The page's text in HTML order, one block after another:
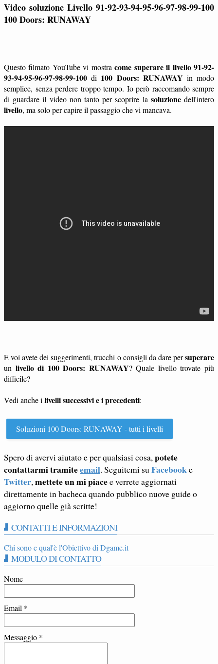
Video soluzione Livello 91-92-93-94-95-96-97-98-99-100
100 Doors: RUNAWAY
Questo filmato YouTube vi mostracome superare il livello 91-92-
93-94-95-96-97-98-99-100 di 100 Doors: RUNAWAY in modo
semplice, senza perdere troppo tempo. Io però raccomando sempre
di guardare il video non tanto per scoprire la soluzionedell'intero
livello, ma solo per capire il passaggio che vi mancava.
E voi avete dei suggerimenti, trucchi o consigli da dare persuperare
un livello di 100 Doors: RUNAWAY? Quale livello trovate più
difficile?
Vedi anche i livelli successivi e i precedenti:
Soluzioni 100 Doors: RUNAWAY - tutti i livelli
Spero di avervi aiutato e per qualsiasi cosa,potete
contattarmi tramiteemail. Seguitemi suFacebooke
Twitter,mettete un mi piacee verrete aggiornati
direttamente in bacheca quando pubblico nuove guide o
aggiorno quelle già scritte!
CONTATTI E INFORMAZIONI
Chi sono e qual'è l'Obiettivo di Dgame.it
MODULO DI CONTATTO
Nome
Email *
Messaggio *